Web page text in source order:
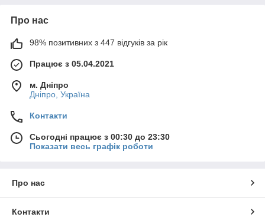
Про нас
98% позитивних з 447 відгуків за рік
Працює з 05.04.2021
м. Дніпро
Дніпро, Україна
Контакти
Сьогодні працює з 00:30 до 23:30
Показати весь графік роботи
Про нас
Контакти